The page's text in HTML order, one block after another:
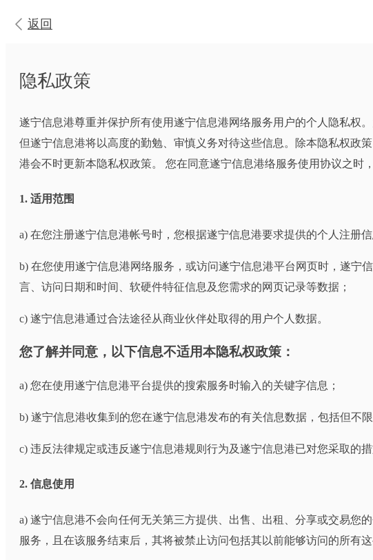
返回
隐私政策
遂宁信息港尊重并保护所有使用遂宁信息港网络服务用户的个人隐私权
但遂宁信息港将以高度的勤勉、审慎义务对待这些信息。除本隐私权政
港会不时更新本隐私权政策。 您在同意遂宁信息港络服务使用协议之时
1. 适用范围
a) 在您注册遂宁信息港帐号时，您根据遂宁信息港要求提供的个人注册
b) 在您使用遂宁信息港网络服务，或访问遂宁信息港平台网页时，遂宁
言、访问日期和时间、软硬件特征信息及您需求的网页记录等数据；
c) 遂宁信息港通过合法途径从商业伙伴处取得的用户个人数据。
您了解并同意，以下信息不适用本隐私权政策：
a) 您在使用遂宁信息港平台提供的搜索服务时输入的关键字信息；
b) 遂宁信息港收集到的您在遂宁信息港发布的有关信息数据，包括但不
c) 违反法律规定或违反遂宁信息港规则行为及遂宁信息港已对您采取的措
2. 信息使用
a) 遂宁信息港不会向任何无关第三方提供、出售、出租、分享或交易您
服务，且在该服务结束后，其将被禁止访问包括其以前能够访问的所有这